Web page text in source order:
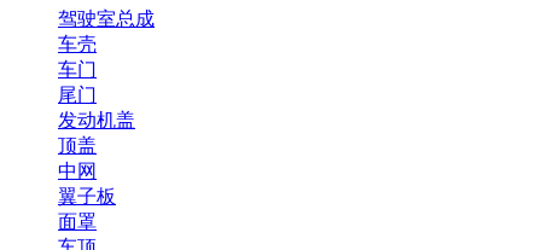
驾驶室总成
车壳
车门
尾门
发动机盖
顶盖
中网
翼子板
面罩